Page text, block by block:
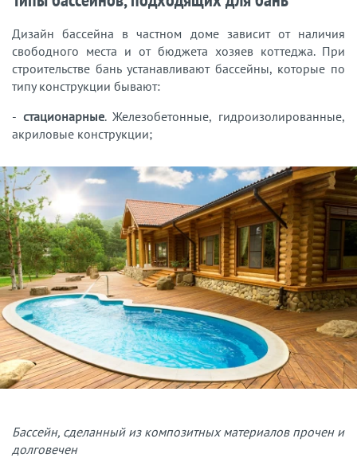
Дизайн бассейна в частном доме зависит от наличия
свободного места и от бюджета хозяев коттеджа. При
строительстве бань устанавливают бассейны, которые по
типу конструкции бывают:
- стационарные. Железобетонные, гидроизолированные,
акриловые конструкции;
Бассейн, сделанный из композитных материалов прочен и
долговечен